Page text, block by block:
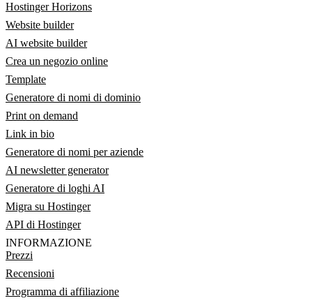
Hostinger Horizons
Website builder
AI website builder
Crea un negozio online
Template
Generatore di nomi di dominio
Print on demand
Link in bio
Generatore di nomi per aziende
AI newsletter generator
Generatore di loghi AI
Migra su Hostinger
API di Hostinger
INFORMAZIONE
Prezzi
Recensioni
Programma di affiliazione